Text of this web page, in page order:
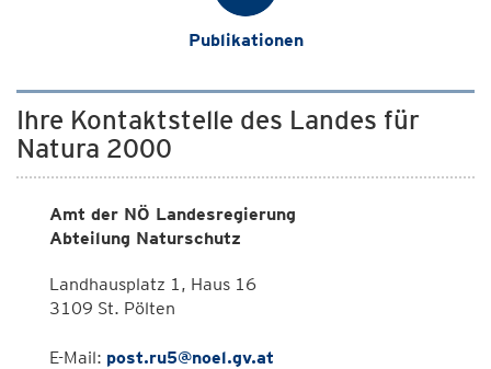
Publikationen
Ihre Kontaktstelle des Landes für
Natura 2000
Amt der NÖ Landesregierung
Abteilung Naturschutz
Landhausplatz 1, Haus 16
3109 St. Pölten
E-Mail: post.ru5@noel.gv.at